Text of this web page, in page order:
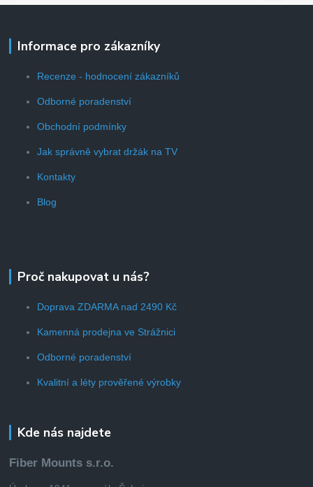
Informace pro zákazníky
Recenze - hodnocení zákazníků
Odborné poradenství
Obchodní podmínky
Jak správně vybrat držák na TV
Kontakty
Blog
Proč nakupovat u nás?
Doprava ZDARMA nad 2490 Kč
Kamenná prodejna ve Strážnici
Odborné poradenství
Kvalitní a léty prověřené výrobky
Kde nás najdete
Fiber Mounts s.r.o.